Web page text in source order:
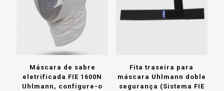
escolhidas
na
Máscara de sabre
eletrificada FIE 1600N
Uhlmann, configure-o
Fita traseira para
máscara Uhlmann doble
segurança (Sistema FIE